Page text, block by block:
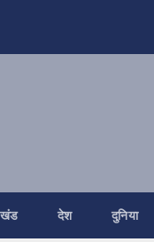
देश दुनिया